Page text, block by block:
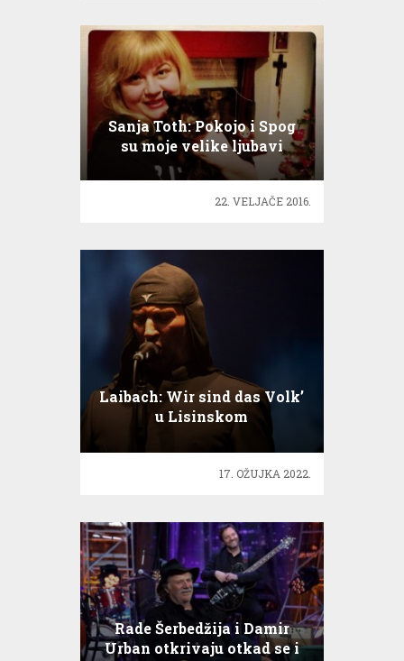
Sanja Toth: Pokojo i Spog
su moje velike ljubavi
22. VELJAČE 2016.
Laibach: Wir sind das Volk’
u Lisinskom
17. OŽUJKA 2022.
Rade Šerbedžija i Damir
Urban otkrivaju otkad se i